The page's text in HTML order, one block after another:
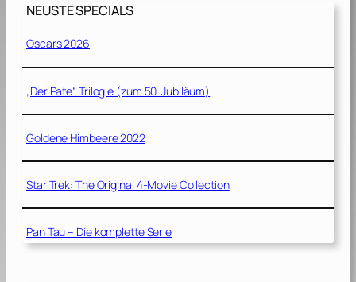
NEUSTE SPECIALS
Oscars 2026
„Der Pate“ Trilogie (zum 50. Jubiläum)
Goldene Himbeere 2022
Star Trek: The Original 4-Movie Collection
Pan Tau – Die komplette Serie